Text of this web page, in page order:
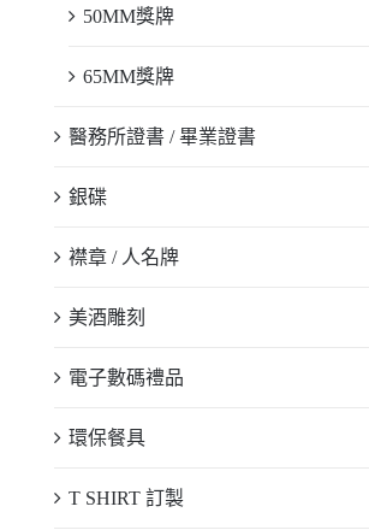
50MM獎牌
65MM獎牌
醫務所證書 / 畢業證書
銀碟
襟章 / 人名牌
美酒雕刻
電子數碼禮品
環保餐具
T SHIRT 訂製